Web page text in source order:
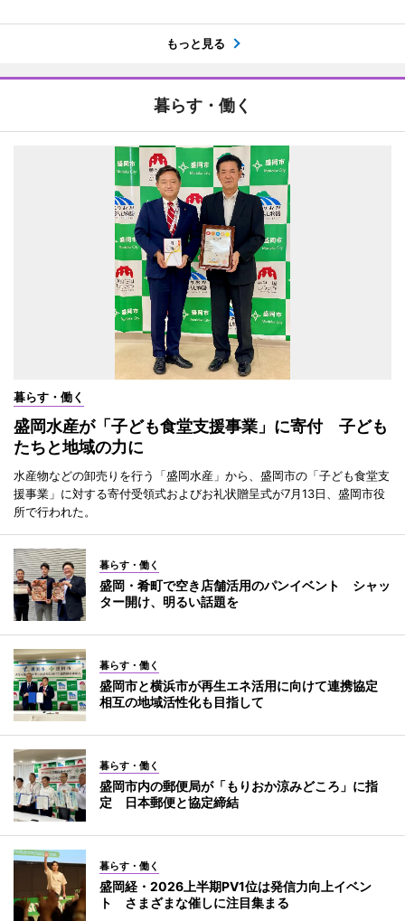
もっと見る
暮らす・働く
暮らす・働く
盛岡水産が「子ども食堂支援事業」に寄付 子ども
たちと地域の力に
水産物などの卸売りを行う「盛岡水産」から、盛岡市の「子ども食堂支
援事業」に対する寄付受領式およびお礼状贈呈式が7月13日、盛岡市役
所で行われた。
暮らす・働く
盛岡・肴町で空き店舗活用のパンイベント シャッ
ター開け、明るい話題を
暮らす・働く
盛岡市と横浜市が再生エネ活用に向けて連携協定
相互の地域活性化も目指して
暮らす・働く
盛岡市内の郵便局が「もりおか涼みどころ」に指
定 日本郵便と協定締結
暮らす・働く
盛岡経・2026上半期PV1位は発信力向上イベン
ト さまざまな催しに注目集まる